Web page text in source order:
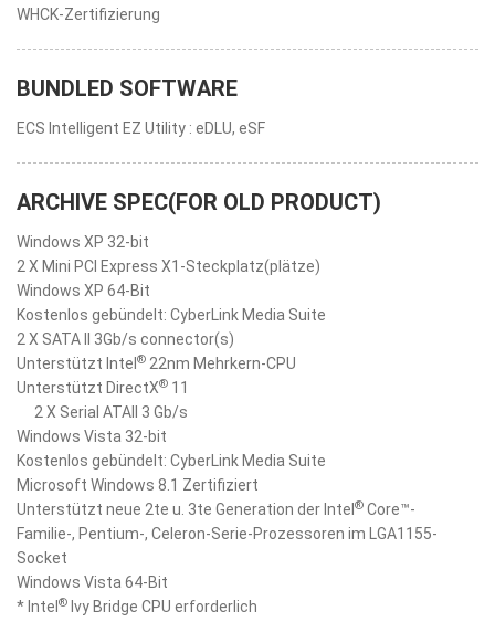
WHCK-Zertifizierung
BUNDLED SOFTWARE
ECS Intelligent EZ Utility : eDLU, eSF
ARCHIVE SPEC(FOR OLD PRODUCT)
Windows XP 32-bit
2 X Mini PCI Express X1-Steckplatz(plätze)
Windows XP 64-Bit
Kostenlos gebündelt: CyberLink Media Suite
2 X SATA II 3Gb/s connector(s)
Unterstützt Intel ® 22nm Mehrkern-CPU
Unterstützt DirectX® 11
2 X Serial ATAII 3 Gb/s
Windows Vista 32-bit
Kostenlos gebündelt: CyberLink Media Suite
Microsoft Windows 8.1 Zertifiziert
Unterstützt neue 2te u. 3te Generation der Intel ® Core™-
Familie-, Pentium-, Celeron-Serie-Prozessoren im LGA1155-
Socket
Windows Vista 64-Bit
* Intel ® Ivy Bridge CPU erforderlich